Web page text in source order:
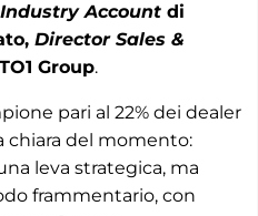
Account di
Director Sales &
Group.
pari al 22% dei dealer
chiara del momento:
leva strategica, ma
frammentario, con